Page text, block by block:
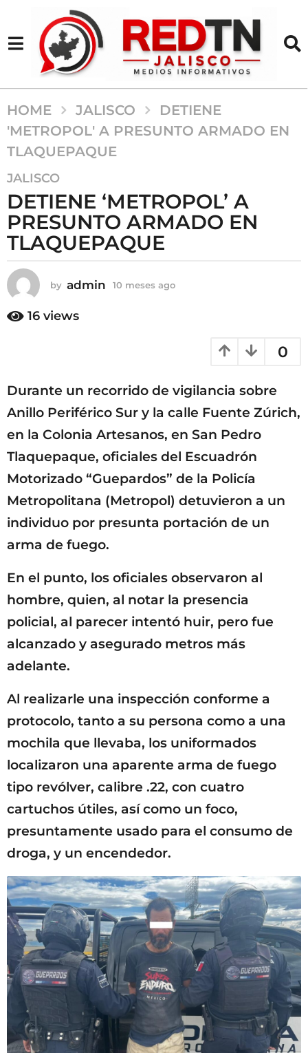
HOME JALISCO
DETIENE
'METROPOL' A PRESUNTO ARMADO EN
TLAQUEPAQUE
1
0
m
e
s
s
a
o
e
s
s
a
g
JALISCO
DETIENE ‘METROPOL’ A
PRESUNTO ARMADO EN
TLAQUEPAQUE
by admin 10 meses ago
g
16 views
0
Durante un recorrido de vigilancia sobre
Anillo Periférico Sur y la calle Fuente Zúrich,
en la Colonia Artesanos, en San Pedro
Tlaquepaque, oficiales del Escuadrón
Motorizado “Guepardos” de la Policía
Metropolitana (Metropol) detuvieron a un
individuo por presunta portación de un
arma de fuego.
En el punto, los oficiales observaron al
hombre, quien, al notar la presencia
policial, al parecer intentó huir, pero fue
alcanzado y asegurado metros más
adelante.
Al realizarle una inspección conforme a
protocolo, tanto a su persona como a una
mochila que llevaba, los uniformados
localizaron una aparente arma de fuego
tipo revólver, calibre .22, con cuatro
cartuchos útiles, así como un foco,
presuntamente usado para el consumo de
droga, y un encendedor.